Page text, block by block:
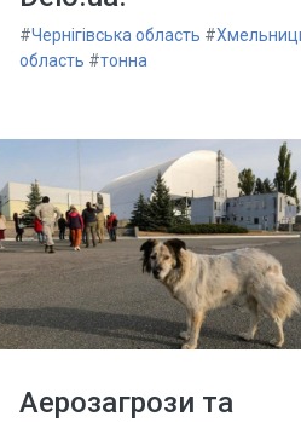
#Чернігівська область #
область #тонна
Аерозагрози та